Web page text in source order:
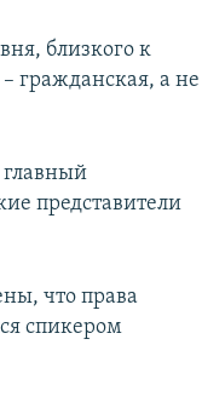
близкого к
гражданская, а не
главный
представители
что права
спикером